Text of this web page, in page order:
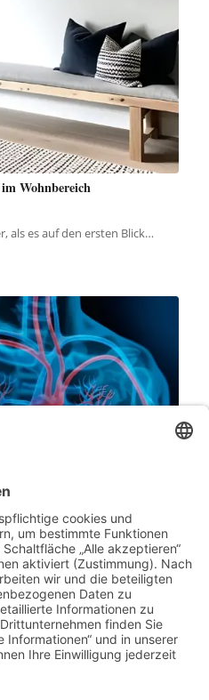
Wohnbereich
als es auf den ersten Blick…
gezielt stärken
ist das Fundament für